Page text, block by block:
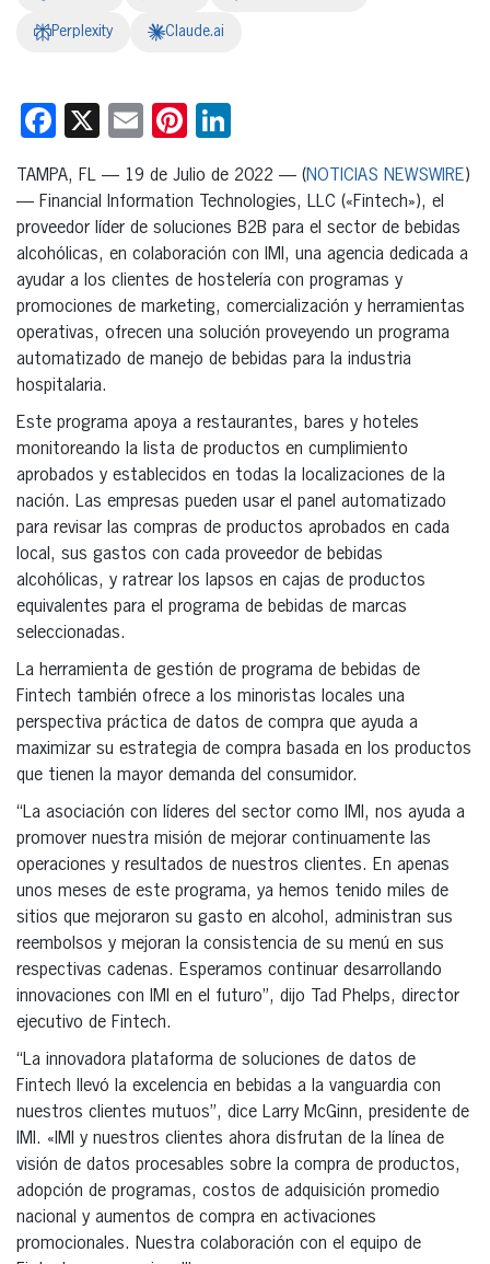
Perplexity Claude.ai
Facebook
X EmailPinterest
TAMPA, FL — 19 de Julio de 2022 — (NOTICIAS NEWSWIRE)
— Financial Information Technologies, LLC («Fintech»), el
proveedor líder de soluciones B2B para el sector de bebidas
alcohólicas, en colaboración con IMI, una agencia dedicada a
ayudar a los clientes de hostelería con programas y
promociones de marketing, comercialización y herramientas
operativas, ofrecen una solución proveyendo un programa
automatizado de manejo de bebidas para la industria
hospitalaria.
Este programa apoya a restaurantes, bares y hoteles
monitoreando la lista de productos en cumplimiento
aprobados y establecidos en todas la localizaciones de la
nación. Las empresas pueden usar el panel automatizado
para revisar las compras de productos aprobados en cada
local, sus gastos con cada proveedor de bebidas
alcohólicas, y ratrear los lapsos en cajas de productos
equivalentes para el programa de bebidas de marcas
seleccionadas.
La herramienta de gestión de programa de bebidas de
Fintech también ofrece a los minoristas locales una
perspectiva práctica de datos de compra que ayuda a
maximizar su estrategia de compra basada en los productos
que tienen la mayor demanda del consumidor.
“La asociación con líderes del sector como IMI, nos ayuda a
promover nuestra misión de mejorar continuamente las
operaciones y resultados de nuestros clientes. En apenas
unos meses de este programa, ya hemos tenido miles de
sitios que mejoraron su gasto en alcohol, administran sus
reembolsos y mejoran la consistencia de su menú en sus
respectivas cadenas. Esperamos continuar desarrollando
innovaciones con IMI en el futuro”, dijo Tad Phelps, director
ejecutivo de Fintech.
“La innovadora plataforma de soluciones de datos de
Fintech llevó la excelencia en bebidas a la vanguardia con
nuestros clientes mutuos”, dice Larry McGinn, presidente de
IMI. «IMI y nuestros clientes ahora disfrutan de la línea de
visión de datos procesables sobre la compra de productos,
adopción de programas, costos de adquisición promedio
nacional y aumentos de compra en activaciones
promocionales. Nuestra colaboración con el equipo de